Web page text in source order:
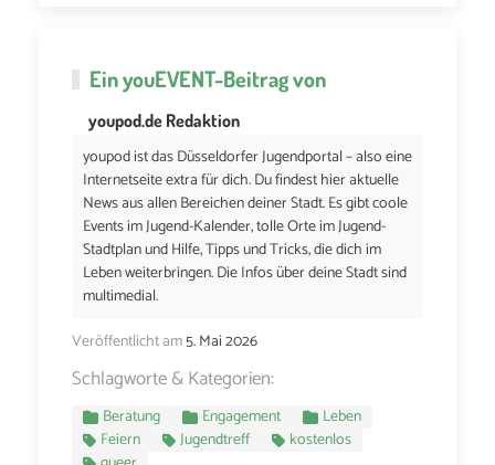
EinyouEVENT-Beitrag von
youpod.de Redaktion
youpod ist das Düsseldorfer Jugendportal – also eine
Internetseite extra für dich. Du findest hier aktuelle
News aus allen Bereichen deiner Stadt. Es gibt coole
Events im Jugend-Kalender, tolle Orte im Jugend-
Stadtplan und Hilfe, Tipps und Tricks, die dich im
Leben weiterbringen. Die Infos über deine Stadt sind
multimedial.
Veröffentlicht am5. Mai 2026
Schlagworte & Kategorien:
Beratung Engagement
Leben
Feiern
Jugendtreff
kostenlos